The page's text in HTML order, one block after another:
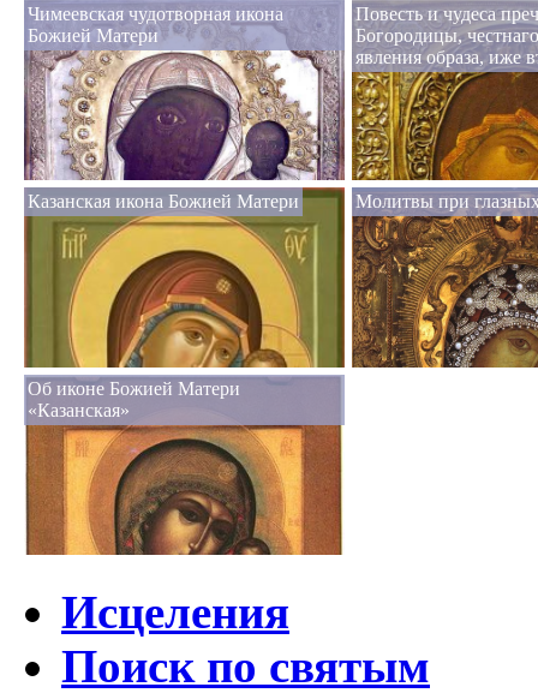
Чимеевская чудотворная икона
Божией Матери
Повесть и чудеса
Богородицы,
явления образа, иже
Казанская икона Божией Матери Молитвы при
Об иконе Божией Матери
«Казанская»
Исцеления
Поиск по святым